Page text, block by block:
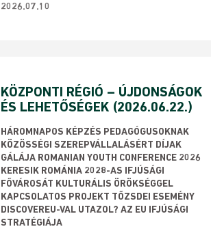
2026.07.10
KÖZPONTI RÉGIÓ – ÚJDONSÁGOK
ÉS LEHETŐSÉGEK (2026.06.22.)
HÁROMNAPOS KÉPZÉS PEDAGÓGUSOKNAK
KÖZÖSSÉGI SZEREPVÁLLALÁSÉRT DÍJAK
GÁLÁJA ROMANIAN YOUTH CONFERENCE 2026
KERESIK ROMÁNIA 2028-AS IFJÚSÁGI
FŐVÁROSÁT KULTURÁLIS ÖRÖKSÉGGEL
KAPCSOLATOS PROJEKT TŐZSDEI ESEMÉNY
DISCOVEREU-VAL UTAZOL? AZ EU IFJÚSÁGI
STRATÉGIÁJA